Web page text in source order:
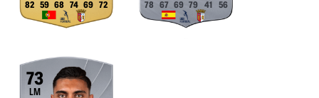
82 59 68 74 69 72 78 67 69 79 41 56
73
LM